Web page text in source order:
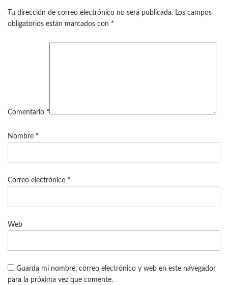
Tu dirección de correo electrónico no será publicada. Los campos
obligatorios están marcados con *
Comentario *
Nombre *
Correo electrónico *
Web
Guarda mi nombre, correo electrónico y web en este navegador
para la próxima vez que comente.